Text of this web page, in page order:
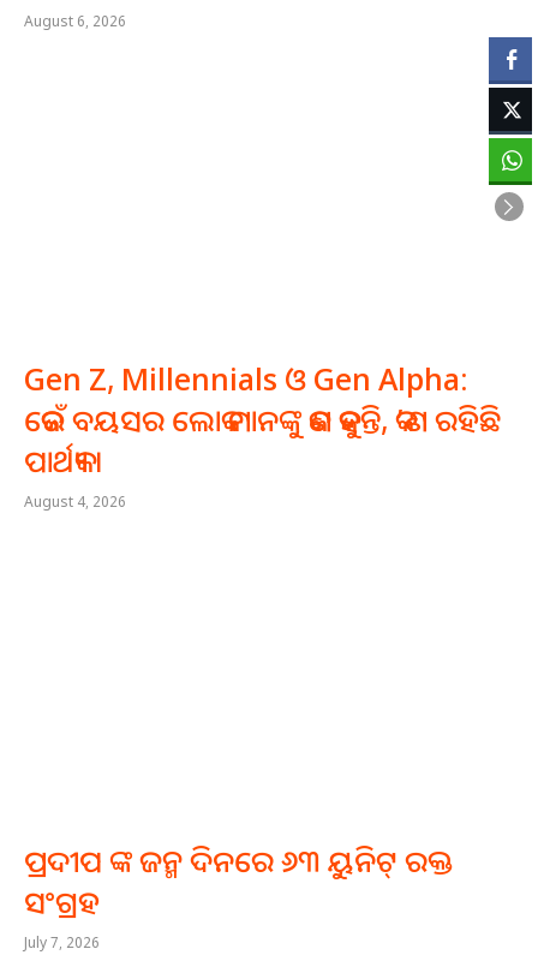
August 6, 2026
Gen Z, Millennials ଓ Gen Alpha:
କେଉଁ ବୟସର ଲୋକ ମାନଙ୍କୁ କଣ କୁହନ୍ତି, କ’ଣ ରହିଛି
ପାର୍ଥକ୍ୟ ।
August 4, 2026
ପ୍ରଦୀପ ଙ୍କ ଜନ୍ମ ଦିନରେ ୬୩ ୟୁନିଟ୍ ରକ୍ତ
ସଂଗ୍ରହ
July 7, 2026